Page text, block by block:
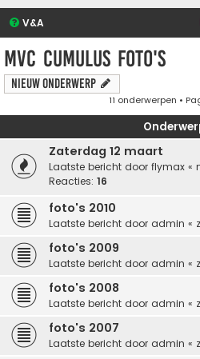
V&A
MVC cumulus foto's
Nieuw onderwerp
11 onderwerpen •
Zaterdag 12 maart
Laatste bericht door flymax «
Reacties: 16
foto's 2010
Laatste bericht door admin «
foto's 2009
Laatste bericht door admin «
foto's 2008
Laatste bericht door admin «
foto's 2007
Laatste bericht door admin «